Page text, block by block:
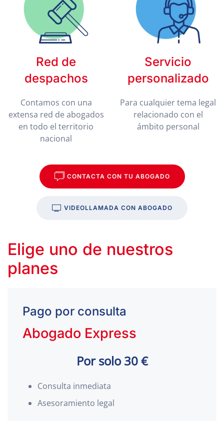
Red de
despachos
Contamos con una
extensa red de abogados
en todo el territorio
nacional
Servicio
personalizado
Para cualquier tema legal
relacionado con el
ámbito personal
CONTACTA CON TU ABOGADO
VIDEOLLAMADA CON ABOGADO
Elige uno de nuestros
planes
Pago por consulta
Abogado Express
Por solo 30 €
Consulta inmediata
Asesoramiento legal